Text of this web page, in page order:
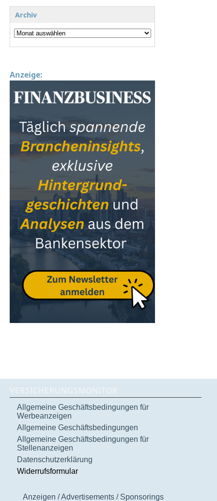
Archiv
Anzeige:
VERSICHERUNGSMONITOR
Allgemeine Geschäftsbedingungen für
Werbeanzeigen
Allgemeine Geschäftsbedingungen
Allgemeine Geschäftsbedingungen für
Stellenanzeigen
Datenschutzerklärung
Widerrufsformular
Anzeigen / Advertisements / Sponsorings